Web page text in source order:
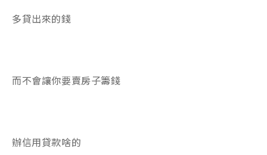
多貸出來的錢
而不會讓你要賣房子籌錢
辦信用貸款啥的